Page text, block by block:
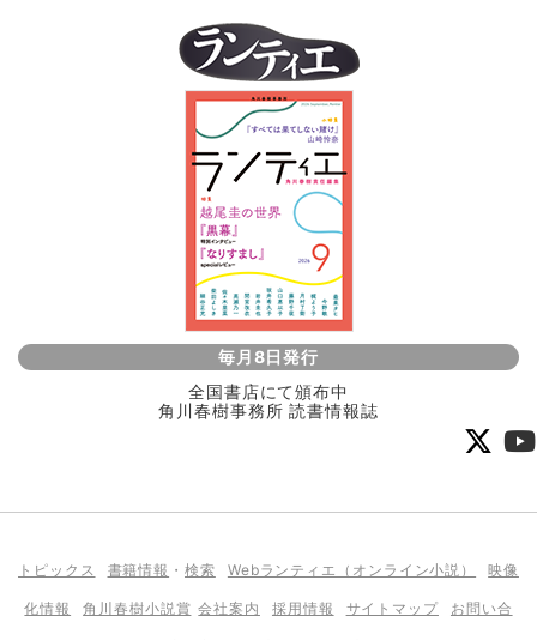
毎月8日発行
全国書店にて頒布中
角川春樹事務所 読書情報誌
トピックス 書籍情報 ・検索 Webランティエ（オンライン小説） 映像
化情報 角川春樹小説賞 会社案内 採用情報 サイトマップ お問い合